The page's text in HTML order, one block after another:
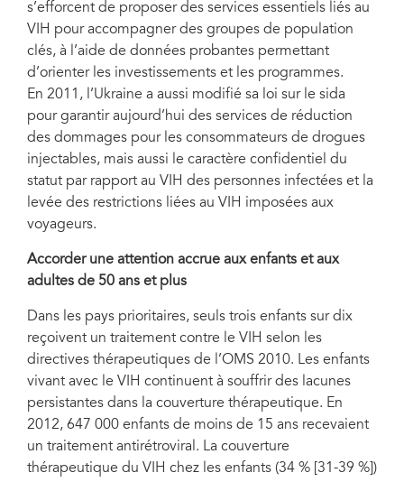
s’efforcent de proposer des services essentiels liés au
VIH pour accompagner des groupes de population
clés, à l’aide de données probantes permettant
d’orienter les investissements et les programmes.
En 2011, l’Ukraine a aussi modifié sa loi sur le sida
pour garantir aujourd’hui des services de réduction
des dommages pour les consommateurs de drogues
injectables, mais aussi le caractère confidentiel du
statut par rapport au VIH des personnes infectées et la
levée des restrictions liées au VIH imposées aux
voyageurs.
Accorder une attention accrue aux enfants et aux
adultes de 50 ans et plus
Dans les pays prioritaires, seuls trois enfants sur dix
reçoivent un traitement contre le VIH selon les
directives thérapeutiques de l’OMS 2010. Les enfants
vivant avec le VIH continuent à souffrir des lacunes
persistantes dans la couverture thérapeutique. En
2012, 647 000 enfants de moins de 15 ans recevaient
un traitement antirétroviral. La couverture
thérapeutique du VIH chez les enfants (34 % [31-39 %])